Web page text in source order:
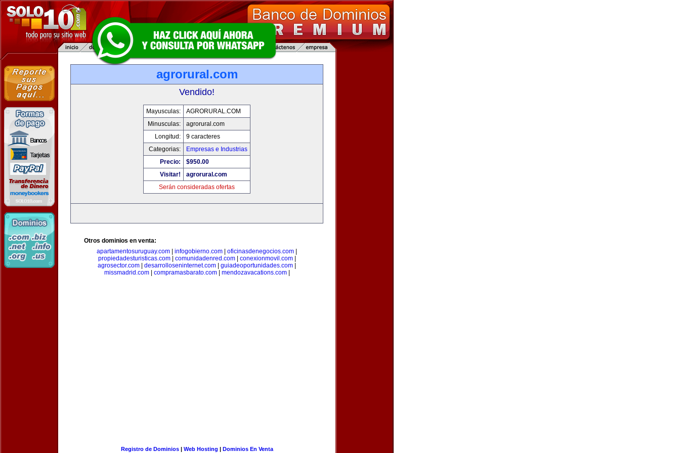
agrorural.com
Vendido!
Mayusculas:
AGRORURAL.COM
Minusculas:
agrorural.com
Longitud:
9 caracteres
Categorias:
Empresas e Industrias
Precio:
$950.00
Visitar!
agrorural.com
Serán consideradas ofertas
Otros dominios en venta:
apartamentosuruguay.com
infogobierno.com oficinasdenegocios.com
propiedadesturisticas.com| comunidadenred.com| conexionmovil.com|
agrosector.com
desarrolloseninternet.com guiadeoportunidades.com
missmadrid.com| compramasbarato.com| mendozavacations.com|
Registro de Dominios| Web Hosting | Dominios En Venta